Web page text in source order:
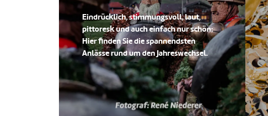
Eindrücklich, stimmungsvoll, laut,
pittoresk und auch einfach nur schön:
Hier finden Sie die spannendsten
Anlässe rund um den Jahreswechsel.